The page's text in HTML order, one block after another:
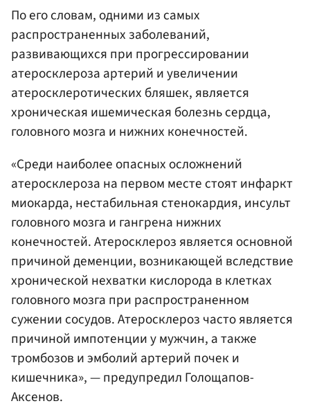
По его словам, одними из самых
распространенных заболеваний,
развивающихся при прогрессировании
атеросклероза артерий и увеличении
атеросклеротических бляшек, является
хроническая ишемическая болезнь сердца,
головного мозга и нижних конечностей.
«Среди наиболее опасных осложнений
атеросклероза на первом месте стоят инфаркт
миокарда, нестабильная стенокардия, инсульт
головного мозга и гангрена нижних
конечностей. Атеросклероз является основной
причиной деменции, возникающей вследствие
хронической нехватки кислорода в клетках
головного мозга при распространенном
сужении сосудов. Атеросклероз часто является
причиной импотенции у мужчин, а также
тромбозов и эмболий артерий почек и
кишечника», — предупредил Голощапов-
Аксенов.